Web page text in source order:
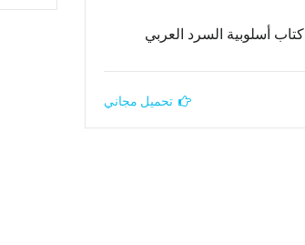
كتاب أسلوبية السرد العربي
تحميل مجاني